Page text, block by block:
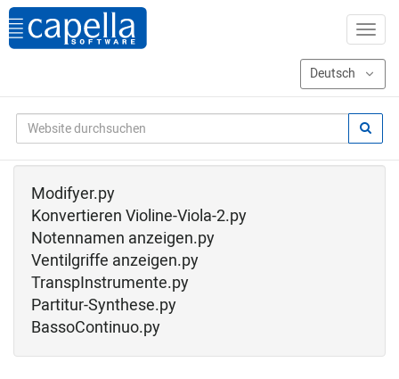
Modifyer.py
Konvertieren Violine-Viola-2.py
Notennamen anzeigen.py
Ventilgriffe anzeigen.py
TranspInstrumente.py
Partitur-Synthese.py
BassoContinuo.py